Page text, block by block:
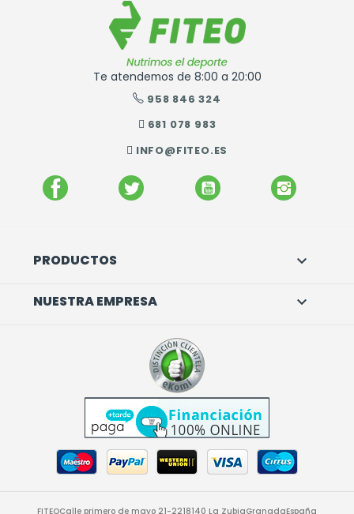
Te atendemos de 8:00 a 20:00
958 846 324
681 078 983
INFO@FITEO.ES
FACEBOOK TWITTER YOUTUBE
PRODUCTOS 
NUESTRA EMPRESA 
FITEOCalle primero de mayo 21-2218140 La ZubiaGranadaEspaña